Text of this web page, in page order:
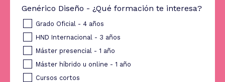
Genérico Diseño - ¿Qué formación te interesa?
Grado Oficial - 4 años
HND Internacional - 3 años
Máster presencial - 1 año
Máster híbrido u online - 1 año
Cursos cortos